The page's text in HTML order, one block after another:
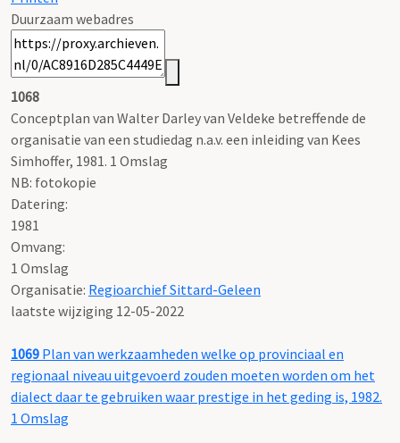
Duurzaam webadres
1068
Conceptplan van Walter Darley van Veldeke betreffende de
organisatie van een studiedag n.a.v. een inleiding van Kees
Simhoffer, 1981. 1 Omslag
NB: fotokopie
Datering:
1981
Omvang:
1 Omslag
Organisatie: Regioarchief Sittard-Geleen
laatste wijziging 12-05-2022
1069 Plan van werkzaamheden welke op provinciaal en
regionaal niveau uitgevoerd zouden moeten worden om het
dialect daar te gebruiken waar prestige in het geding is, 1982.
1 Omslag